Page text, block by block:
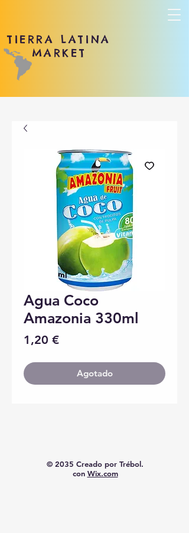
TIERRA LATINA
MARKET
Agua Coco
Amazonia 330ml
1,20 €Precio
Agotado
© 2035 Creado por Trébol.
con Wix.com